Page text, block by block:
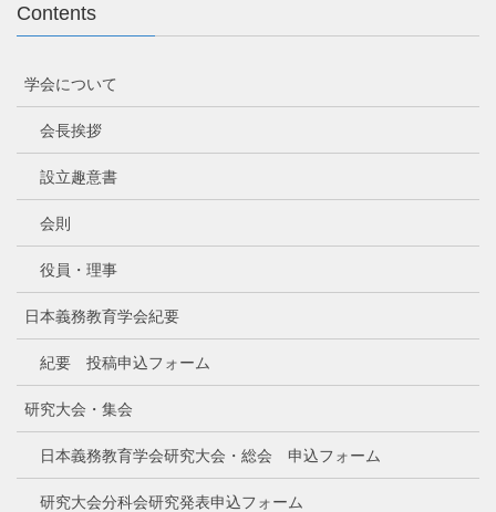
Contents
学会について
会長挨拶
設立趣意書
会則
役員・理事
日本義務教育学会紀要
紀要 投稿申込フォーム
研究大会・集会
日本義務教育学会研究大会・総会 申込フォーム
研究大会分科会研究発表申込フォーム